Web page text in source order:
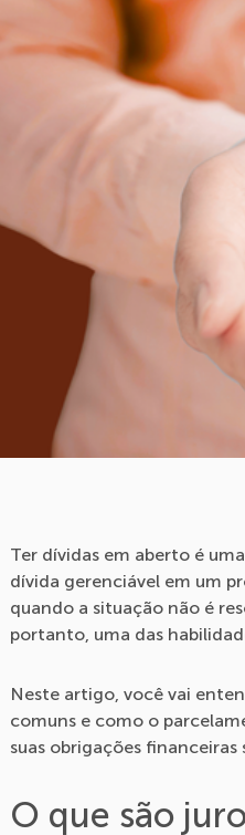
Ter dívidas em aberto é
dívida gerenciável em um
quando a situação não é
portanto, uma das
Neste artigo, você vai
comuns e como o
suas obrigações
O que são